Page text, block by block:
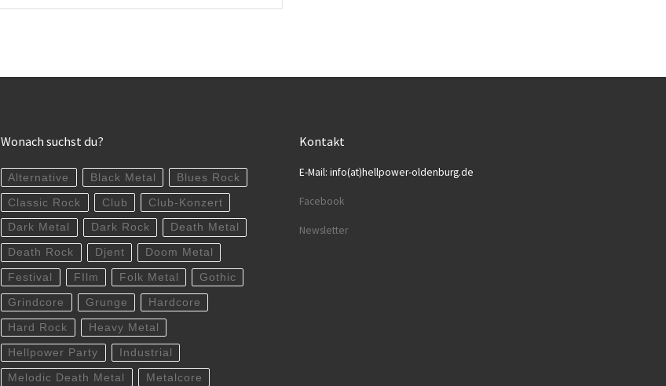
Wonach suchst du?
Alternative Black Metal Blues Rock
Classic Rock Club Club-Konzert
Dark Metal Dark Rock Death Metal
Death Rock Djent Doom Metal
Festival FIlm Folk Metal Gothic
Grindcore Grunge Hardcore
Hard Rock Heavy Metal
Hellpower Party Industrial
Melodic Death Metal Metalcore
Kontakt
E-Mail: info(at)hellpower-oldenburg.de
Facebook
Newsletter